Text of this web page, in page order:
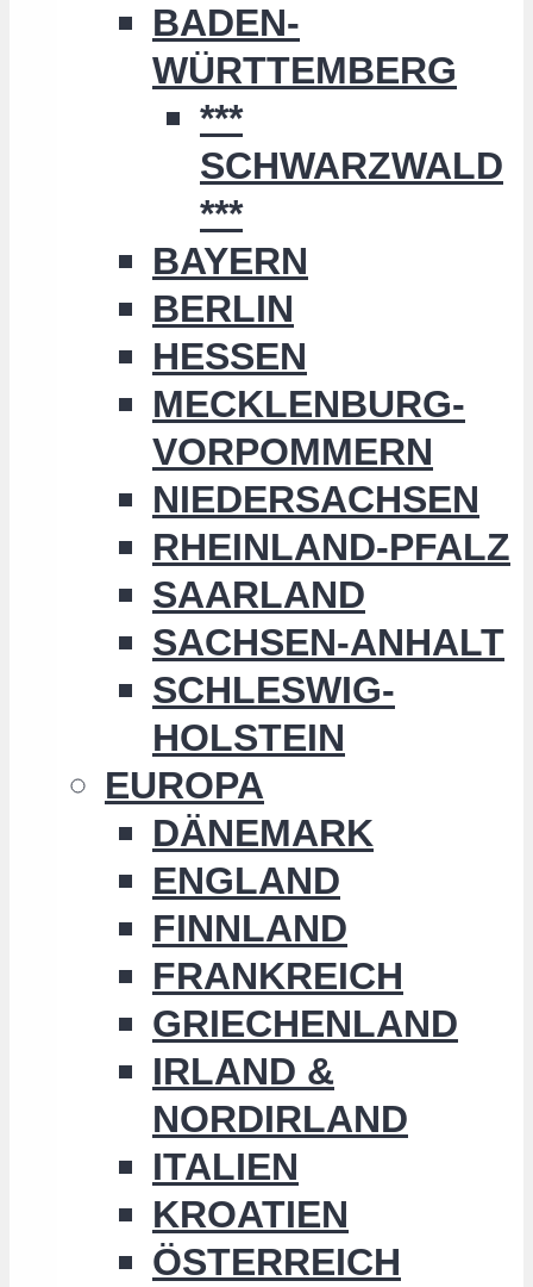
BADEN-
WÜRTTEMBERG
***
SCHWARZWALD
***
BAYERN
BERLIN
HESSEN
MECKLENBURG-
VORPOMMERN
NIEDERSACHSEN
RHEINLAND-PFALZ
SAARLAND
SACHSEN-ANHALT
SCHLESWIG-
HOLSTEIN
EUROPA
DÄNEMARK
ENGLAND
FINNLAND
FRANKREICH
GRIECHENLAND
IRLAND &
NORDIRLAND
ITALIEN
KROATIEN
ÖSTERREICH